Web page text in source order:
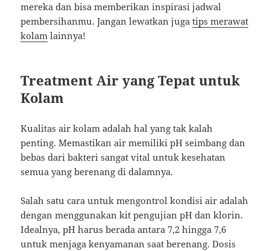
mereka dan bisa memberikan inspirasi jadwal
pembersihanmu. Jangan lewatkan jugatips merawat
kolam lainnya!
Treatment Air yang Tepat untuk
Kolam
Kualitas air kolam adalah hal yang tak kalah
penting. Memastikan air memiliki pH seimbang dan
bebas dari bakteri sangat vital untuk kesehatan
semua yang berenang di dalamnya.
Salah satu cara untuk mengontrol kondisi air adalah
dengan menggunakan kit pengujian pH dan klorin.
Idealnya, pH harus berada antara 7,2 hingga 7,6
untuk menjaga kenyamanan saat berenang. Dosis